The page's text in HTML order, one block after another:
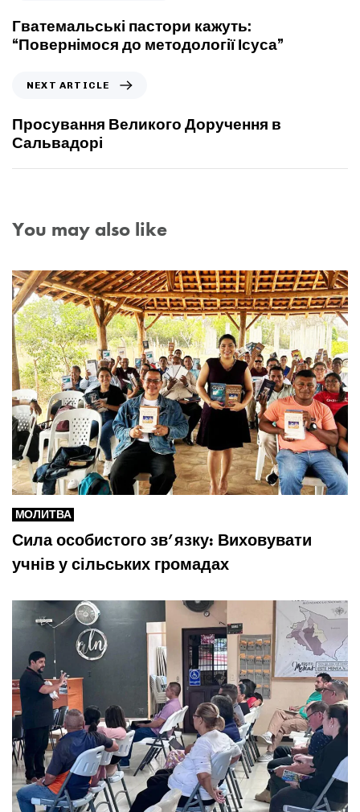
Гватемальські пастори кажуть:
“Повернімося до методології Ісуса”
NEXT ARTICLE
Просування Великого Доручення в
Сальвадорі
You may also like
МОЛИТВА
Сила особистого зв’язку: Виховувати
учнів у сільських громадах